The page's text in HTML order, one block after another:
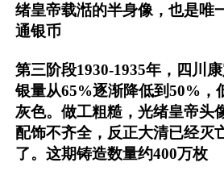
绪皇帝载湉的半身像，也是唯
通银币
第三阶段1930-1935年，四川
银量从65%逐渐降低到50%，
灰色。做工粗糙，光绪皇帝头
配饰不齐全，反正大清已经灭
了。这期铸造数量约400万枚